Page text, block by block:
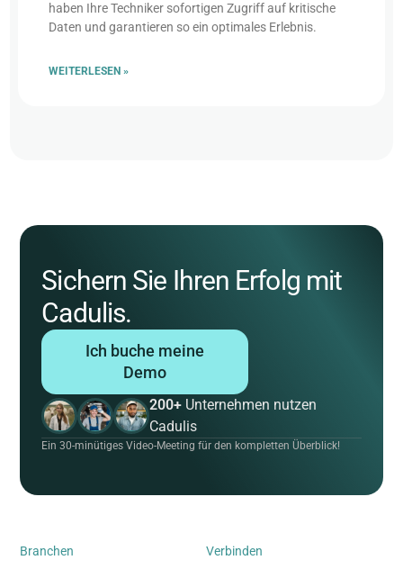
haben Ihre Techniker sofortigen Zugriff auf kritische
Daten und garantieren so ein optimales Erlebnis.
WEITERLESEN »
Sichern Sie Ihren Erfolg mit
Cadulis.
Ich buche meine
Demo
200+ Unternehmen nutzen
Cadulis
Ein 30-minütiges Video-Meeting für den kompletten Überblick!
Branchen
Verbinden